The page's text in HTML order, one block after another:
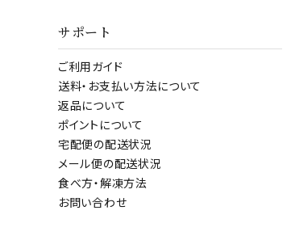
サポート
ご利用ガイド
送料・お支払い方法について
返品について
ポイントについて
宅配便の配送状況
メール便の配送状況
食べ方・解凍方法
お問い合わせ